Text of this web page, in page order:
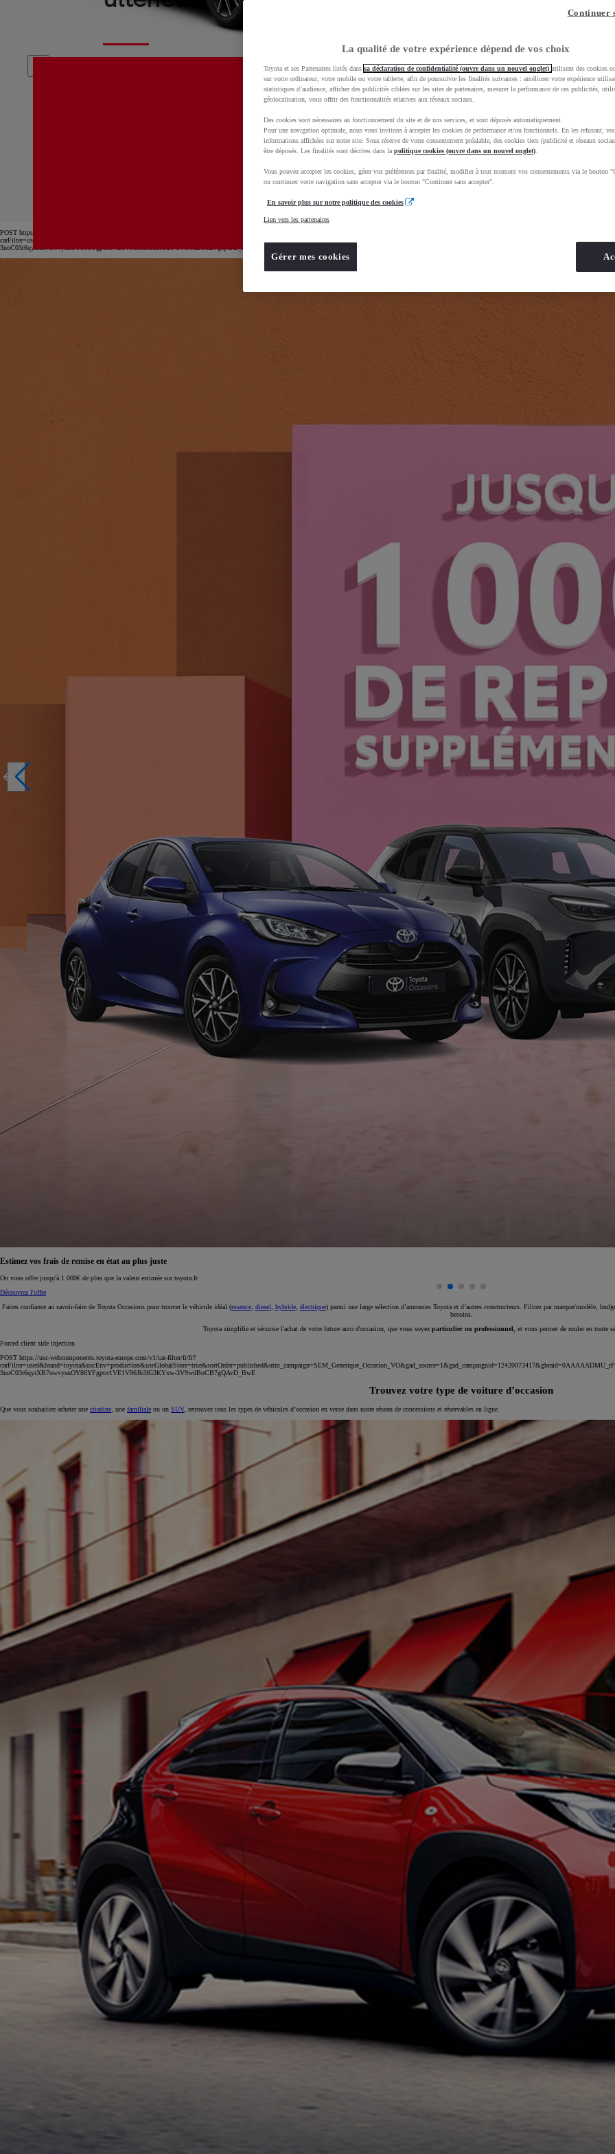
À partir de 19 700 €
Nouvelle Yaris Cross
Disponible prochainement
HYBRIDE OU HYBRIDE RECHARGEABLE
Nous tentons de résoudre cet incident dès que
possible. Merci de rafraichir la page ou de réessayer
POST https://usc-webcomponents.toyota-europe.com/v1/car-filter-header/fr/fr?
3noC03t6qyrXR7owvysnOY86YFgptrr1VE1V86Jb3lG3KYxw-3V9wdBoCB7gQAvD_BwE
Estimez vos frais de remise en état au plus juste
On vous offre jusqu'à 1 000€ de plus que la valeur estimée sur toyota.fr
Découvrez l'offre
Faites confiance au savoir-faire de Toyota Occasions pour trouver le véhicule idéal (essence, diesel hybride, électrique) parmi une large sélection d’annonces Toyota et d’autres constructeurs. Filtrez par marque/modèle,
besoins.
Toyota simplifie et sécurise l'achat de votre future auto d'occasion, que vous soyez particulier ou professionnel , et vous permet de rouler en toute
Forced client side injection
POST https://usc-webcomponents.toyota-europe.com/v1/car-filter/fr/fr?
3noC03t6qyrXR7owvysnOY86YFgptrr1VE1V86Jb3lG3KYxw-3V9wdBoCB7gQAvD_BwE
Trouvez votre type de voiture d’occasion
Que vous souhaitiez acheter une citadine , une familiale ou un SUV, retrouvez tous les types de véhicules d’occasion en vente dans notre réseau de concessions et réservables en ligne.
La qualité de votre expérience dépend de vos choix
Toyota et ses Partenaires listés dans sa déclaration de confidentialité (ouvre dans un nouvel onglet) utilisent des cookies
sur votre ordinateur, votre mobile ou votre tablette, afin de poursuivre les finalités suivantes : améliorer votre expérience
statistiques d’audience, afficher des publicités ciblées sur les sites de partenaires, mesurer la performance de ces publicités,
géolocalisation, vous offrir des fonctionnalités relatives aux réseaux sociaux.
Des cookies sont nécessaires au fonctionnement du site et de nos services, et sont déposés automatiquement.
Pour une navigation optimale, nous vous invitons à accepter les cookies de performance et/ou fonctionnels. En les refusant,
informations affichées sur notre site. Sous réserve de votre consentement préalable, des cookies tiers (publicité et réseaux
être déposés. Les finalités sont décrites dans la politique cookies (ouvre dans un nouvel onglet)
Vous pouvez accepter les cookies, gérer vos préférences par finalité, modifier à tout moment vos consentements via le bouton
ou continuer votre navigation sans accepter via le bouton "Continuer sans accepter".
En savoir plus sur notre politique des cookies
Lien vers les partenaires
Gérer mes cookies
Continuer